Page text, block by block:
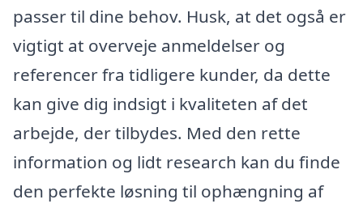
passer til dine behov. Husk, at det også er
vigtigt at overveje anmeldelser og
referencer fra tidligere kunder, da dette
kan give dig indsigt i kvaliteten af det
arbejde, der tilbydes. Med den rette
information og lidt research kan du finde
den perfekte løsning til ophængning af